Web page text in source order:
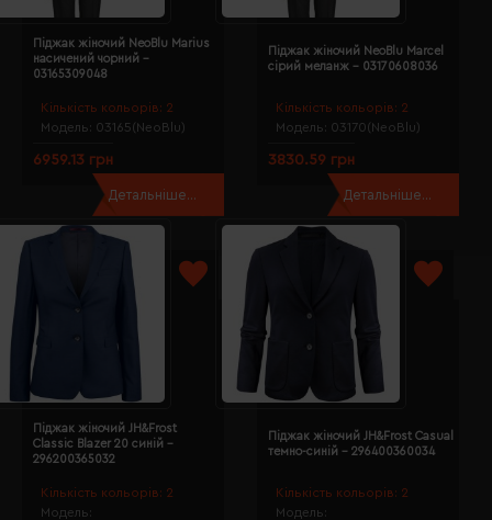
Кількість кольорів: 2
Модель: 03165(NeoBlu)
Піджак жіночий NeoBlu Marius
насичений чорний -
03165309048
6959.13 грн
Детальніше...
Кількість кольорів: 2
Модель: 03170(NeoBlu)
Піджак жіночий NeoBlu Marcel
сірий меланж - 03170608036
3830.59 грн
Детальніше...
Кількість кольорів: 2
Модель:
Піджак жіночий JH&Frost
Classic Blazer 20 синій -
296200365032
Кількість кольорів: 2
Модель:
Піджак жіночий JH&Frost Casual
темно-синій - 296400360034